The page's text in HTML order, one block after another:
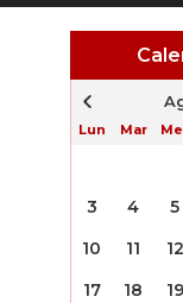
Lun Mar
3
4 5
10
11 12
17 18 19